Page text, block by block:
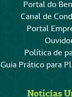
Portal do
Canal de
Portal
Política de
Guia Prático para
Notícias